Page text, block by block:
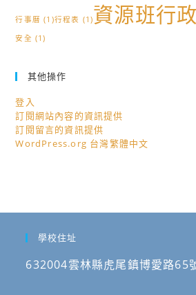
行事曆 (1)行程表 (1)資源班行
安全 (1)
其他操作
登入
訂閱網站內容的資訊提供
訂閱留言的資訊提供
WordPress.org 台灣繁體中文
學校住址
632004雲林縣虎尾鎮博愛路65